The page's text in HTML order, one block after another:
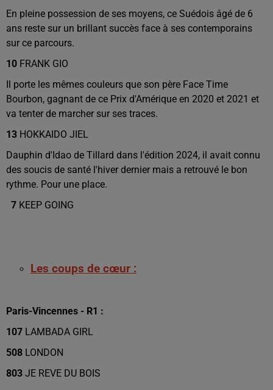
En pleine possession de ses moyens, ce Suédois âgé de 6
ans reste sur un brillant succès face à ses contemporains
sur ce parcours.
10 FRANK GIO
Il porte les mêmes couleurs que son père Face Time
Bourbon, gagnant de ce Prix d'Amérique en 2020 et 2021 et
va tenter de marcher sur ses traces.
13 HOKKAIDO JIEL
Dauphin d'Idao de Tillard dans l'édition 2024, il avait connu
des soucis de santé l'hiver dernier mais a retrouvé le bon
rythme. Pour une place.
7 KEEP GOING
Les coups de cœur :
Paris-Vincennes - R1 :
107 LAMBADA GIRL
508 LONDON
803 JE REVE DU BOIS